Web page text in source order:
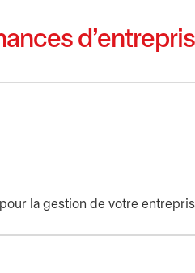
pour la gestion de votre